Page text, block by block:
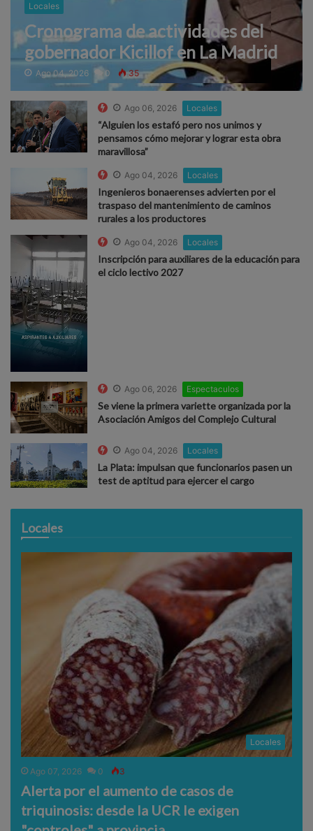
Locales
Cronograma de actividades del
gobernador Kicillof en La Madrid
Ago 04, 2026 0 35
Ago 06, 2026 Locales
“Alguien los estafó pero nos unimos y
pensamos cómo mejorar y lograr esta obra
maravillosa”
Ago 04, 2026 Locales
Ingenieros bonaerenses advierten por el
traspaso del mantenimiento de caminos
rurales a los productores
Ago 04, 2026 Locales
Inscripción para auxiliares de la educación para
el ciclo lectivo 2027
Ago 06, 2026 Espectaculos
Se viene la primera variette organizada por la
Asociación Amigos del Complejo Cultural
Ago 04, 2026 Locales
La Plata: impulsan que funcionarios pasen un
test de aptitud para ejercer el cargo
Locales
Locales
Ago 07, 2026 0 3
Alerta por el aumento de casos de
triquinosis: desde la UCR le exigen